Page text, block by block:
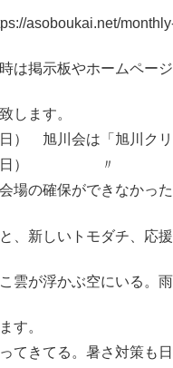
asoboukai.net/
は掲示板やホームペー
します。
旭川会は「旭川クリ
５日（日） 〃
の確保ができなかった
、新しいトモダチ、
雲が浮かぶ空にいる。
す。
てきてる。暑さ対策も